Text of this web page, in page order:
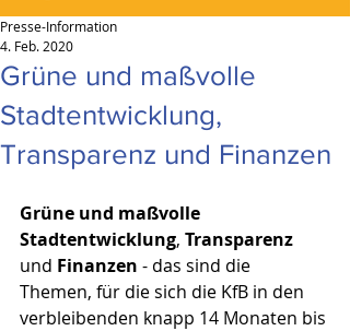
Grüne und maßvolle
Stadtentwicklung,
Transparenz und Finanzen
Presse-Information
4. Feb. 2020
Grüne und maßvolle
Stadtentwicklung, Transparenz
und Finanzen - das sind die
Themen, für die sich die KfB in den
verbleibenden knapp 14 Monaten bis